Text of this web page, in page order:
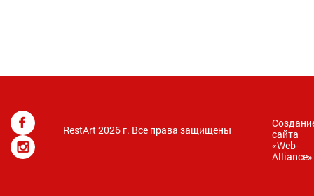
RestArt 2026 г. Все права защищены
сайта
«Web-
Alliance»